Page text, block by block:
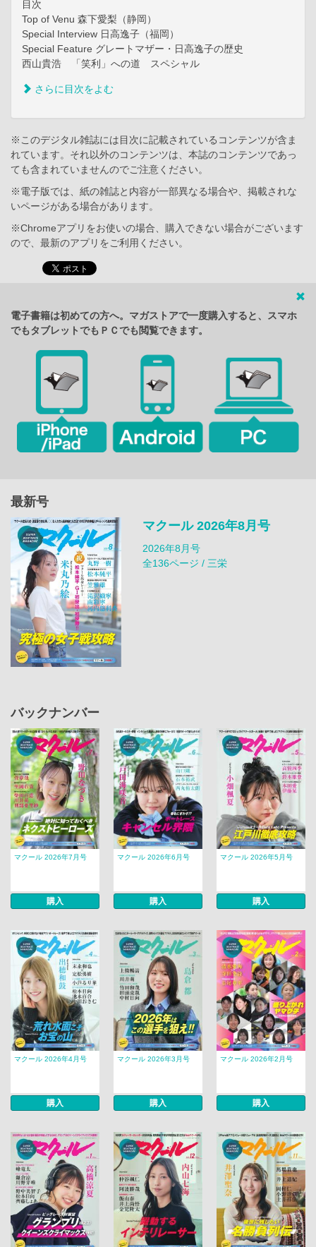
目次
Top of Venu 森下愛梨（静岡）
Special Interview 日高逸子（福岡）
Special Feature グレートマザー・日高逸子の歴史
西山貴浩 「笑利」への道 スペシャル
さらに目次をよむ
※このデジタル雑誌には目次に記載されているコンテンツが含ま
れています。それ以外のコンテンツは、本誌のコンテンツであっ
ても含まれていませんのでご注意ください。
※電子版では、紙の雑誌と内容が一部異なる場合や、掲載されな
いページがある場合があります。
※Chromeアプリをお使いの場合、購入できない場合がございます
ので、最新のアプリをご利用ください。
電子書籍は初めての方へ。マガストアで一度購入すると、スマホ
でもタブレットでもＰＣでも閲覧できます。
最新号
マクール 2026年8月号
2026年8月号
全136ページ / 三栄
バックナンバー
マクール 2026年7月号
購入
マクール 2026年6月号
購入
マクール 2026年5月号
購入
マクール 2026年4月号
購入
マクール 2026年3月号
購入
マクール 2026年2月号
購入